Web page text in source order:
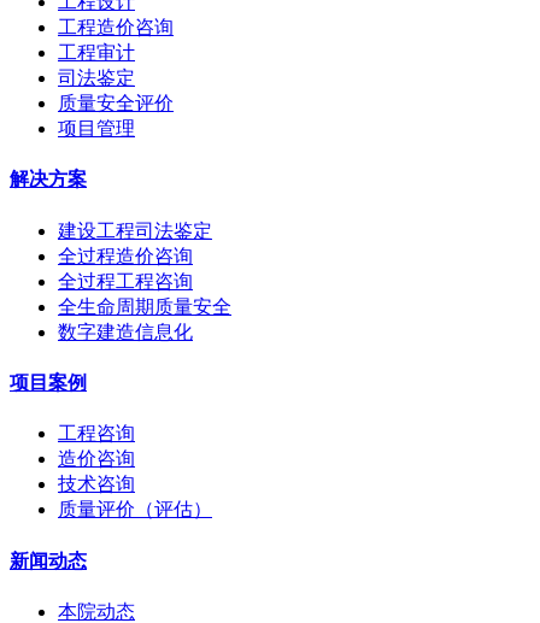
工程造价咨询
工程审计
司法鉴定
质量安全评价
项目管理
解决方案
建设工程司法鉴定
全过程造价咨询
全过程工程咨询
全生命周期质量安全
数字建造信息化
项目案例
工程咨询
造价咨询
技术咨询
质量评价（评估）
新闻动态
本院动态